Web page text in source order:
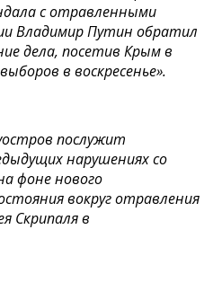
с отравленными
Владимир Путин обратил
дела, посетив Крым в
в воскресенье».
послужит
нарушениях со
фоне нового
вокруг отравления
Скрипаля в